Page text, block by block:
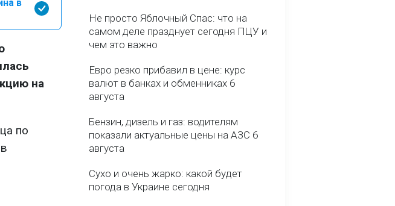
в
на
по
в
Не просто Яблочный Спас: что на
самом деле празднует сегодня ПЦУ и
чем это важно
Евро резко прибавил в цене: курс
валют в банках и обменниках 6
августа
Бензин, дизель и газ: водителям
показали актуальные цены на АЗС 6
августа
Сухо и очень жарко: какой будет
погода в Украине сегодня